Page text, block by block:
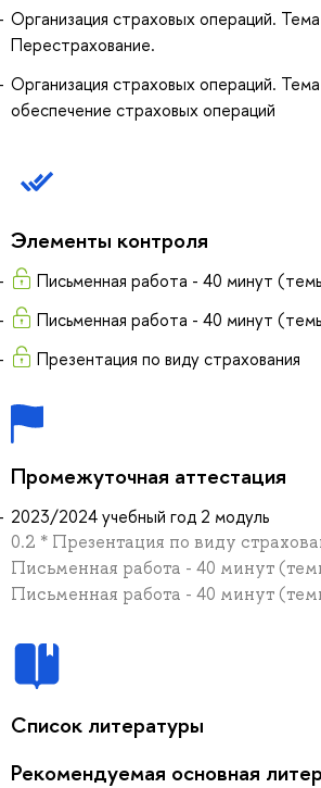
Организация страховых операций.
Перестрахование.
Организация страховых операций.
обеспечение страховых операций
Элементы контроля
Письменная работа - 40 минут
Письменная работа - 40 минут
Презентация по виду страхования
Промежуточная аттестация
2023/2024 учебный год 2 модуль
0.2 * Презентация по виду
Письменная работа - 40 минут
Письменная работа - 40 минут
Список литературы
Рекомендуемая основная